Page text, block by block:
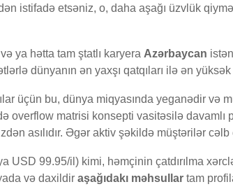
istifadə etsəniz, o, daha aşağı üzvlük
ya hətta tam ştatlı karyera Azərbaycan
dünyanın ən yaxşı qatqıları ilə ən
üçün bu, dünya miqyasında yeganədir və
overflow matrisi konsepti vasitəsilə
asılıdır. Əgər aktiv şəkildə müştərilər
USD 99.95/il) kimi, həmçinin çatdırılma
və daxildir aşağıdakı məhsullar tam